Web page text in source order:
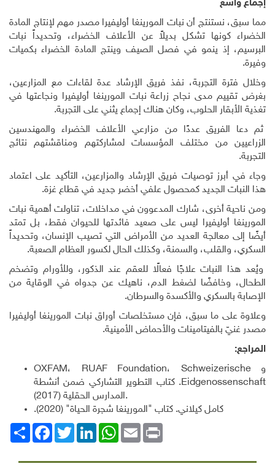
إجماع واسع
مما سبق، نستنتج أن نبات المورينغا أوليفيرا مصدر مهم لإنتاج المادة
الخضراء كونها تشكل بديلاً عن الأعلاف الخضراء، وتحديداً نبات
البرسيم، إذ ينمو في فصل الصيف وينتج المادة الخضراء بكميات
وفيرة.
وخلال فترة التجربة، نفذ فريق الإرشاد عدة لقاءات مع المزارعين،
بغرض تقييم مدى نجاح زراعة نبات المورينغا أوليفيرا ونجاعتها في
تغذية الأبقار الحلوب، وكان هناك إجماع يثني على التجربة.
ثم دعا الفريق عددًا من مزارعي الأعلاف الخضراء والمهندسين
الزراعيين من مختلف المؤسسات لمشاركتهم ومناقشتهم نتائج
التجربة.
وجاء في أبرز توصيات فريق الإرشاد والمزارعين، التأكيد على اعتماد
هذا النبات الجديد كمحصول علفي أخضر جديد في قطاع غزة.
ومن ناحية أخرى، شارك المدعوون في مداخلات، تناولت أهمية نبات
المورينغا أوليفيرا ليس على صعيد فائدتها للحيوان فقط، بل تمتد
أيضًا إلى معالجة العديد من الأمراض التي تصيب الإنسان، وتحديداً
السكري، والقلب، والسمنة، وكذلك الحال لكسور العظام الصعبة.
ويُعد هذا النبات علاجًا فعالًا للعقم عند الذكور، وللأورام وتضخم
الطحال، وخافضًا لضغط الدم، ناهيك عن جدواه في الوقاية من
الإصابة بالسكري والأكسدة والسرطان.
وعلاوة على ما سبق، فإن مستخلصات أوراق نبات المورينغا أوليفيرا
مصدر غنيّ بالفيتامينات والأحماض الأمينية.
المراجع:
OXFAM، RUAF Foundation ، وSchweizerische
Eidgenossenschaft. كتاب التطوير التشاركي ضمن أنشطة
المدارس الحقلية (2017).
كامل كيلاني. كتاب "المورينغا شجرة الحياة" (2020).
انشر
FacebookTwitterLinkedIn
WhatsAppEmail Print